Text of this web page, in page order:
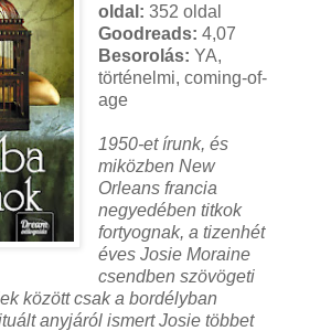
oldal: 352 oldal
Goodreads: 4,07
Besorolás: YA,
történelmi, coming-of-
age
1950-et írunk, és
miközben New
Orleans francia
negyedében titkok
fortyognak, a tizenhét
éves Josie Moraine
csendben szövögeti
között csak a bordélyban
anyjáról ismert Josie többet